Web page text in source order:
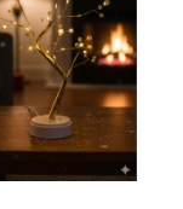
Accessorio Auto